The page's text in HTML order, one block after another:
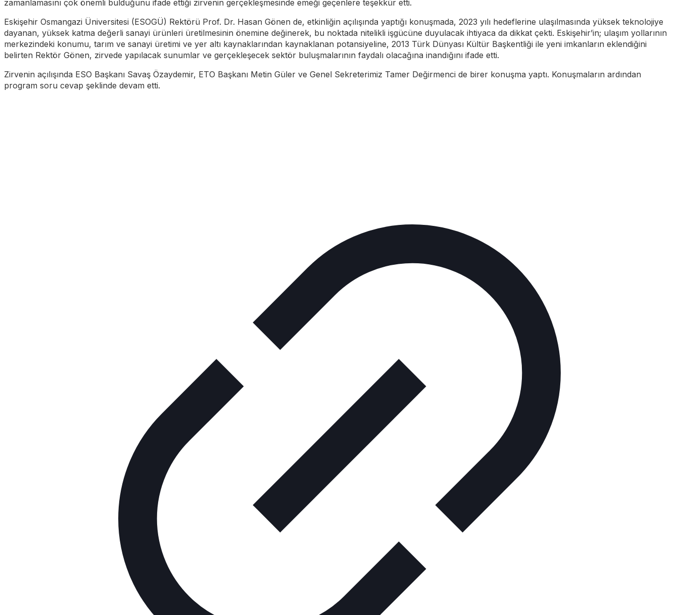
zamanlamasını çok önemli bulduğunu ifade ettiği zirvenin gerçekleşmesinde emeği geçenlere teşekkür etti.
Eskişehir Osmangazi Üniversitesi (ESOGÜ) Rektörü Prof. Dr. Hasan Gönen de, etkinliğin açılışında yaptığı konuşmada, 2023 yılı hedeflerine ulaşılmasında yüksek teknolojiye
dayanan, yüksek katma değerli sanayi ürünleri üretilmesinin önemine değinerek, bu noktada nitelikli işgücüne duyulacak ihtiyaca da dikkat çekti. Eskişehir’in; ulaşım yollarının
merkezindeki konumu, tarım ve sanayi üretimi ve yer altı kaynaklarından kaynaklanan potansiyeline, 2013 Türk Dünyası Kültür Başkentliği ile yeni imkanların eklendiğini
belirten Rektör Gönen, zirvede yapılacak sunumlar ve gerçekleşecek sektör buluşmalarının faydalı olacağına inandığını ifade etti.
Zirvenin açılışında ESO Başkanı Savaş Özaydemir, ETO Başkanı Metin Güler ve Genel Sekreterimiz Tamer Değirmenci de birer konuşma yaptı. Konuşmaların ardından
program soru cevap şeklinde devam etti.